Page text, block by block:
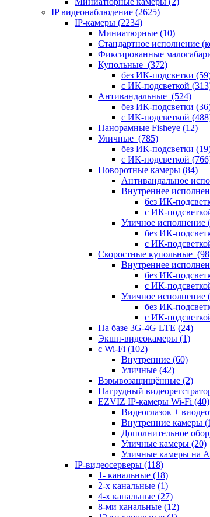
IP видеонаблюдение (2625)
IP-камеры (2234)
Миниатюрные (10)
Стандартное исполнение
Фиксированные
Купольные (372)
без ИК-подсветки
с ИК-подсветкой
Антивандальные (524)
без ИК-подсветки
с ИК-подсветкой
Панорамные Fisheye (12)
Уличные (785)
без ИК-подсветки
с ИК-подсветкой
Поворотные камеры (84)
Антивандальное
Внутреннее
без ИК-
с ИК-
Уличное исполнение
без ИК-
с ИК-
Скоростные купольные
Внутреннее
без ИК-
с ИК-
Уличное исполнение
без ИК-
с ИК-
На базе 3G-4G LTE (24)
Экшн-видеокамеры (1)
с Wi-Fi (102)
Внутренние (60)
Уличные (42)
Взрывозащищённые (2)
Нагрудный
EZVIZ IP-камеры Wi-Fi (40)
Видеоглазок +
Внутренние камеры
Дополнительное
Уличные камеры (20)
Уличные камеры на
IP-видеосерверы (118)
1- канальные (18)
2-х канальные (1)
4-х канальные (27)
8-ми канальные (12)